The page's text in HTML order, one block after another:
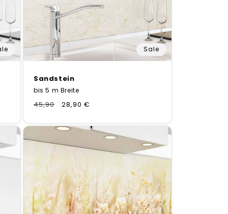
Sale
Sandstein
bis 5 m Breite
Normaler
45,90 Verkaufspreis
28,90 €